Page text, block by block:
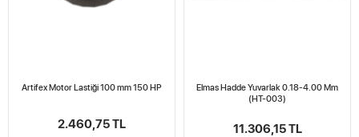
Artifex Motor Lastiği 100 mm 150 HP
2.460,75 TL
Elmas Hadde Yuvarlak 0.18-4.00 Mm
(HT-003)
11.306,15 TL